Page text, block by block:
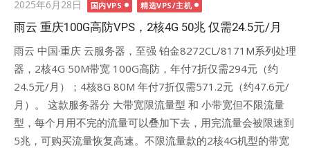
Posted
on
2025年6月28日 国内VPS 精选VPS/主机
雨云 重庆100G高防VPS，2核4G 50兆 仅需24.5元/月
雨云 中国·重庆 云服务器，至强 铂金8272CL/8171M系列处理
器，2核4G 50M带宽 100G高防，年付7折仅需294元（约
24.5元/月）；4核8G 80M 年付7折仅需571.2元（约47.6元/
月）。 这款服务器分 大带宽限流量型 和 小带宽但不限流量
型，每个月用不完的流量可以叠加下去，用完流量会被限速到
5兆，可购买流量恢复高速。不限流量款的2核4G机型的带宽